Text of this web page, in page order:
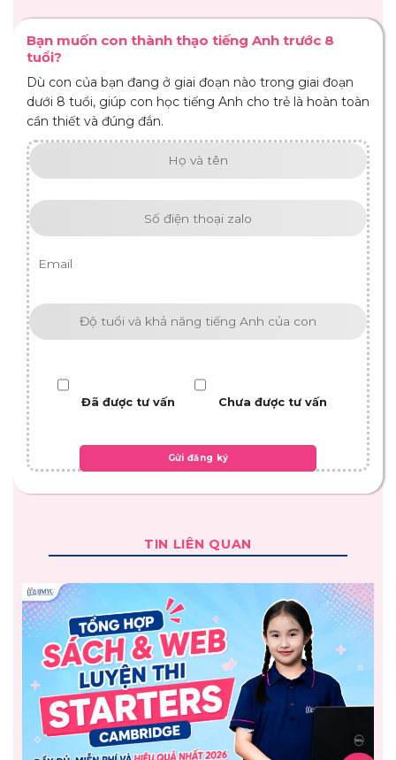
Bạn muốn con thành thạo tiếng Anh trước 8
tuổi?
Dù con của bạn đang ở giai đoạn nào trong giai đoạn
dưới 8 tuổi, giúp con học tiếng Anh cho trẻ là hoàn toàn
cần thiết và đúng đắn.
Đã được tư vấn Chưa được tư vấn
TIN LIÊN QUAN